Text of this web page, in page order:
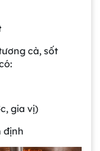
cà, sốt
gia vị)
định